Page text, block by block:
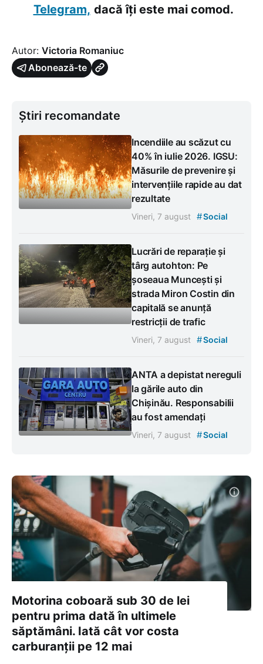
Telegram, dacă îți este mai comod.
Autor: Victoria Romaniuc
Abonează-te
Știri recomandate
Incendiile au scăzut cu
40% în iulie 2026. IGSU:
Măsurile de prevenire și
intervențiile rapide au dat
rezultate
Vineri, 7 august #Social
Lucrări de reparație și
târg autohton: Pe
șoseaua Muncești și
strada Miron Costin din
capitală se anunță
restricții de trafic
Vineri, 7 august #Social
ANTA a depistat nereguli
la gările auto din
Chișinău. Responsabilii
au fost amendați
Vineri, 7 august #Social
Motorina coboară sub 30 de lei
pentru prima dată în ultimele
săptămâni. Iată cât vor costa
carburanții pe 12 mai